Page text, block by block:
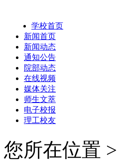
学校首页
新闻首页
新闻动态
通知公告
院部动态
在线视频
媒体关注
师生文萃
电子校报
理工校友
您所在位置 >